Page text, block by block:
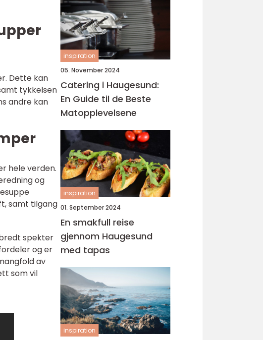
Dette kan
tykkelsen
andre kan
hele verden.
og
samt tilgang
spekter
og er
av
som vil
inspiration
05. November 2024
Catering i Haugesund:
En Guide til de Beste
Matopplevelsene
inspiration
01. September 2024
En smakfull reise
gjennom Haugesund
med tapas
inspiration